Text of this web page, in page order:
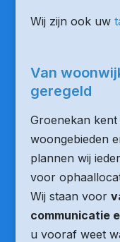
Wij zijn ook uw
Van
geregeld
Groenekan
woongebieden
plannen wij
voor
Wij staan voor
communicatie
u vooraf weet